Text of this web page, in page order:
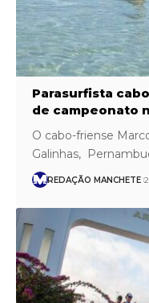
Parasurfista
de campeonato
O cabo-friense
Galinhas,
REDAÇÃO MANCHETE